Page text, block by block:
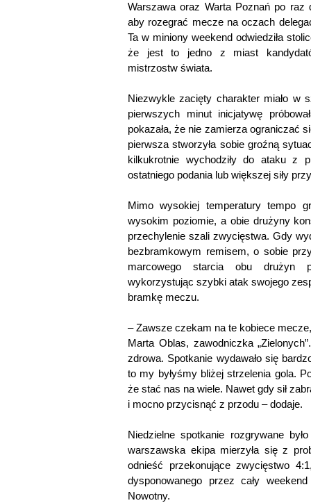
Warszawa oraz Warta Poznań po raz
aby rozegrać mecze na oczach
Ta w miniony weekend odwiedziła
że jest to jedno z miast
mistrzostw świata.
Niezwykle zacięty charakter miało w
pierwszych minut inicjatywę
pokazała, że nie zamierza ograniczać
pierwsza stworzyła sobie groźną
kilkukrotnie wychodziły do ataku z
ostatniego podania lub większej siły
Mimo wysokiej temperatury tempo
wysokim poziomie, a obie drużyny
przechylenie szali zwycięstwa. Gdy
bezbramkowym remisem, o sobie
marcowego starcia obu drużyn
wykorzystując szybki atak swojego
bramkę meczu.
– Zawsze czekam na te kobiece
Marta Oblas, zawodniczka
zdrowa. Spotkanie wydawało się
to my byłyśmy bliżej strzelenia gola.
że stać nas na wiele. Nawet gdy sił
i mocno przycisnąć z przodu – dodaje.
Niedzielne spotkanie rozgrywane
warszawska ekipa mierzyła się z
odnieść przekonujące zwycięstwo
dysponowanego przez cały
Nowotny.